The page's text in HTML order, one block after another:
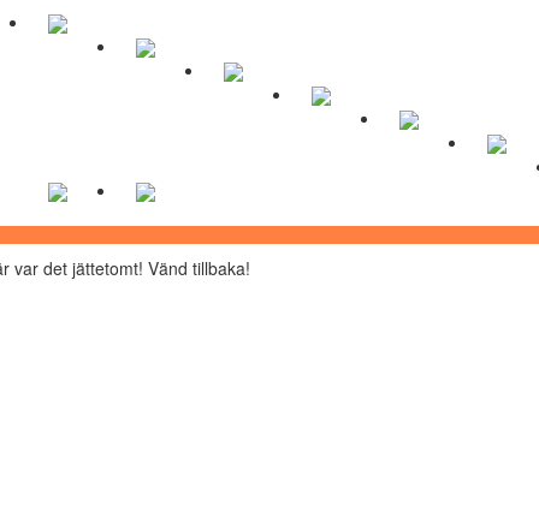
var det jättetomt! Vänd tillbaka!